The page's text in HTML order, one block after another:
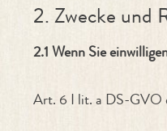
2. Zwecke und
2.1 Wenn Sie
Art. 6 I lit. a DS-GVO